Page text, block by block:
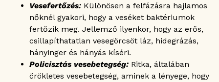
Vesefertőzés: Különösen a felfázásra hajlamos
nőknél gyakori, hogy a veséket baktériumok
fertőzik meg. Jellemző ilyenkor, hogy az erős,
csillapíthatatlan vesegörcsöt láz, hidegrázás,
hányinger és hányás kíséri.
Policisztás vesebetegség: Ritka, általában
örökletes vesebetegség, aminek a lényege, hogy